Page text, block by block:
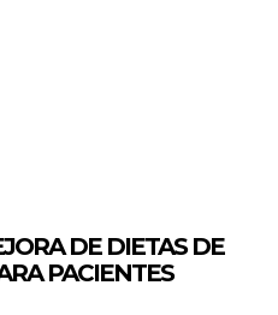
DE DIETAS DE
PACIENTES